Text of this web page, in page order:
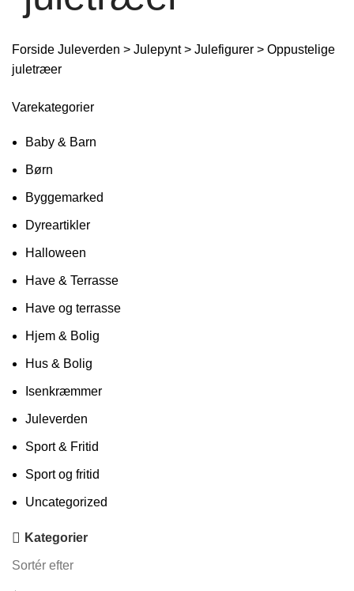
Forside Juleverden > Julepynt > Julefigurer > Oppustelige
juletræer
Varekategorier
Baby & Barn
Børn
Byggemarked
Dyreartikler
Halloween
Have & Terrasse
Have og terrasse
Hjem & Bolig
Hus & Bolig
Isenkræmmer
Juleverden
Sport & Fritid
Sport og fritid
Uncategorized
Kategorier
Sortér efter